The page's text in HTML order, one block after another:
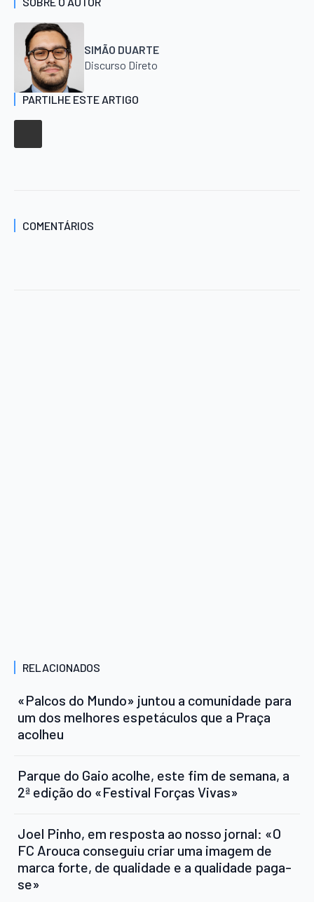
SIMÃO DUARTE
Discurso Direto
PARTILHE ESTE ARTIGO
COMENTÁRIOS
RELACIONADOS
«Palcos do Mundo» juntou a comunidade para
um dos melhores espetáculos que a Praça
acolheu
Parque do Gaio acolhe, este fim de semana, a
2ª edição do «Festival Forças Vivas»
Joel Pinho, em resposta ao nosso jornal: «O
FC Arouca conseguiu criar uma imagem de
marca forte, de qualidade e a qualidade paga-
se»